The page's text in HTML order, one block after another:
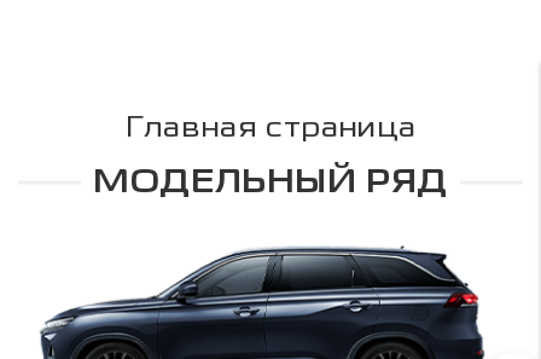
Главная страница
МОДЕЛЬНЫЙ РЯД